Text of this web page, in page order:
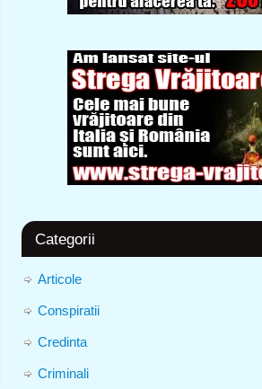
Categorii
Articole
Conspiratii
Credinta
Criminali